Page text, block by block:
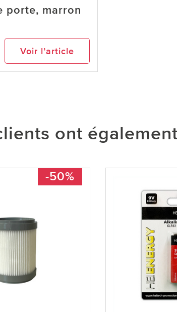
porte, marron
Voir l’article
ont
-50%